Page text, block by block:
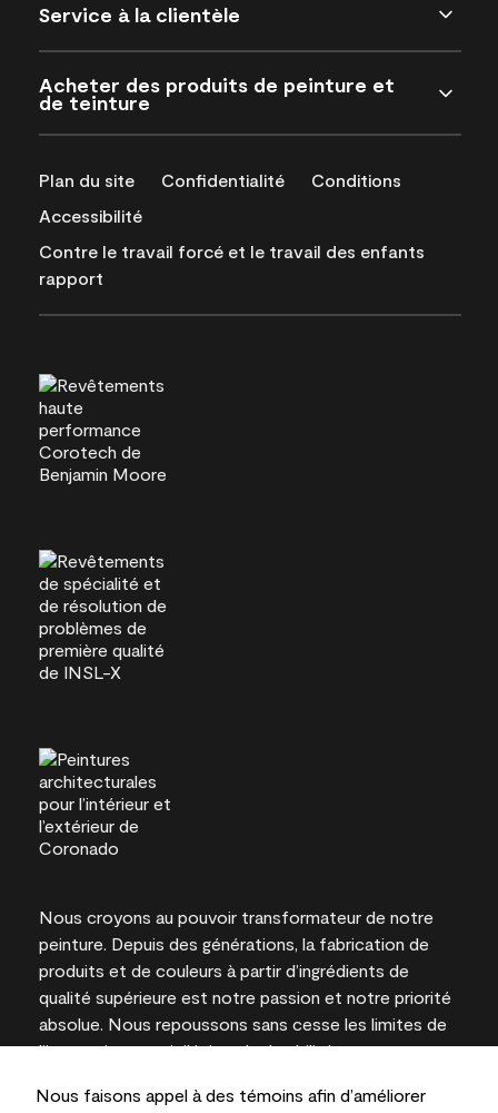
Nous faisons appel à des témoins afin d’améliorer
Service à la clientèle
Acheter des produits de peinture et
de teinture
Plan du site Confidentialité
Conditions
Accessibilité
Contre le travail forcé et le travail des enfants
rapport
Nous croyons au pouvoir transformateur de notre
peinture. Depuis des générations, la fabrication de
produits et de couleurs à partir d’ingrédients de
qualité supérieure est notre passion et notre priorité
absolue. Nous repoussons sans cesse les limites de
l’innovation et privilégions la durabilité pour
l’expertise locale.